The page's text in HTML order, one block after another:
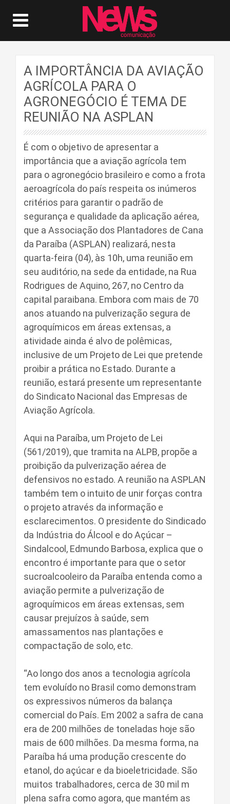
A IMPORTÂNCIA DA AVIAÇÃO
AGRÍCOLA PARA O
AGRONEGÓCIO É TEMA DE
REUNIÃO NA ASPLAN
É com o objetivo de apresentar a
importância que a aviação agrícola tem
para o agronegócio brasileiro e como a frota
aeroagrícola do país respeita os inúmeros
critérios para garantir o padrão de
segurança e qualidade da aplicação aérea,
que a Associação dos Plantadores de Cana
da Paraíba (ASPLAN) realizará, nesta
quarta-feira (04), às 10h, uma reunião em
seu auditório, na sede da entidade, na Rua
Rodrigues de Aquino, 267, no Centro da
capital paraibana. Embora com mais de 70
anos atuando na pulverização segura de
agroquímicos em áreas extensas, a
atividade ainda é alvo de polêmicas,
inclusive de um Projeto de Lei que pretende
proibir a prática no Estado. Durante a
reunião, estará presente um representante
do Sindicato Nacional das Empresas de
Aviação Agrícola.
Aqui na Paraíba, um Projeto de Lei
(561/2019), que tramita na ALPB, propõe a
proibição da pulverização aérea de
defensivos no estado. A reunião na ASPLAN
também tem o intuito de unir forças contra
o projeto através da informação e
esclarecimentos. O presidente do Sindicado
da Indústria do Álcool e do Açúcar –
Sindalcool, Edmundo Barbosa, explica que o
encontro é importante para que o setor
sucroalcooleiro da Paraíba entenda como a
aviação permite a pulverização de
agroquímicos em áreas extensas, sem
causar prejuízos à saúde, sem
amassamentos nas plantações e
compactação de solo, etc.
“Ao longo dos anos a tecnologia agrícola
tem evoluído no Brasil como demonstram
os expressivos números da balança
comercial do País. Em 2002 a safra de cana
era de 200 milhões de toneladas hoje são
mais de 600 milhões. Da mesma forma, na
Paraíba há uma produção crescente do
etanol, do açúcar e da bioeletricidade. São
muitos trabalhadores, cerca de 30 mil m
plena safra como agora, que mantém as